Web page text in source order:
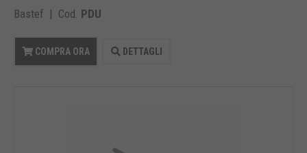
Bastef | Cod. PDU
COMPRA ORA DETTAGLI